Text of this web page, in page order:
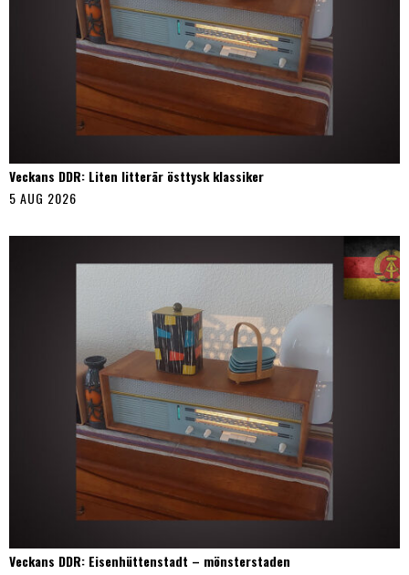
Veckans DDR: Liten litterär östtysk klassiker
5 AUG 2026
Veckans DDR: Eisenhüttenstadt – mönsterstaden